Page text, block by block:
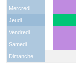
Mercredi
Jeudi
Vendredi
Samedi
Dimanche